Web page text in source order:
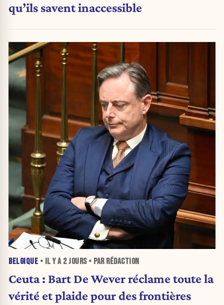
qu’ils savent inaccessible
BELGIQUE • IL Y A 2 JOURS• PAR RÉDACTION
Ceuta : Bart De Wever réclame toute la
vérité et plaide pour des frontières